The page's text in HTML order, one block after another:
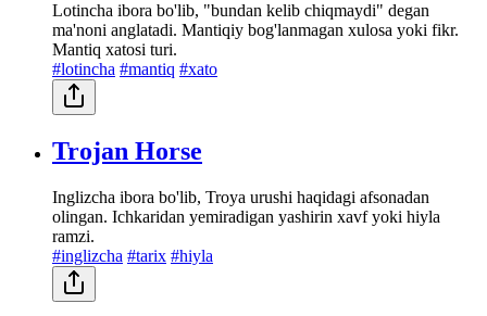
Lotincha ibora bo'lib, "bundan kelib chiqmaydi" degan
ma'noni anglatadi. Mantiqiy bog'lanmagan xulosa yoki fikr.
Mantiq xatosi turi.
#lotincha #mantiq #xato
Trojan Horse
Inglizcha ibora bo'lib, Troya urushi haqidagi afsonadan
olingan. Ichkaridan yemiradigan yashirin xavf yoki hiyla
ramzi.
#inglizcha #tarix #hiyla